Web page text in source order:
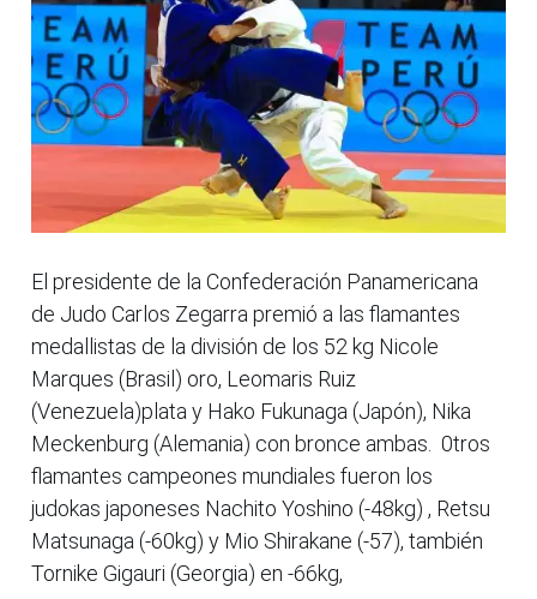
El presidente de la Confederación Panamericana
de Judo Carlos Zegarra premió a las flamantes
medallistas de la división de los 52 kg Nicole
Marques (Brasil) oro, Leomaris Ruiz
(Venezuela)plata y Hako Fukunaga (Japón), Nika
Meckenburg (Alemania) con bronce ambas. 0tros
flamantes campeones mundiales fueron los
judokas japoneses Nachito Yoshino (-48kg) , Retsu
Matsunaga (-60kg) y Mio Shirakane (-57), también
Tornike Gigauri (Georgia) en -66kg,